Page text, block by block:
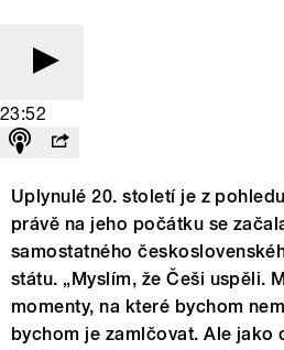
23:52
Uplynulé 20. století je z
právě na jeho počátku se
samostatného
státu. „Myslím, že Češi uspěli.
momenty, na které bychom
bychom je zamlčovat. Ale jako